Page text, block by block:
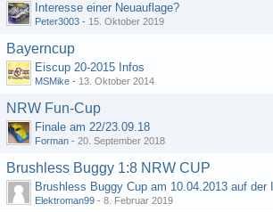
Interesse einer Neuauflage?
Peter3003 - 15. Oktober 2019
Bayerncup
Eiscup 20-2015 Infos
MSMike - 13. Oktober 2014
NRW Fun-Cup
Finale am 22/23.09.18
Forman - 20. September 2018
Brushless Buggy 1:8 NRW CUP
Elektroman99 - 8. Februar 2019